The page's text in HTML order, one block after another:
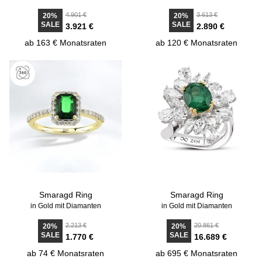
20%
SALE
4.901 €
3.921 €
ab 163 € Monatsraten
20%
SALE
3.613 €
2.890 €
ab 120 € Monatsraten
Smaragd Ring
in Gold mit Diamanten
20%
SALE
2.213 €
1.770 €
ab 74 € Monatsraten
Smaragd Ring
in Gold mit Diamanten
20%
SALE
20.861 €
16.689 €
ab 695 € Monatsraten